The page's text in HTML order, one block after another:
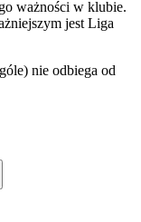
ważności w klubie.
jest Liga
nie odbiega od